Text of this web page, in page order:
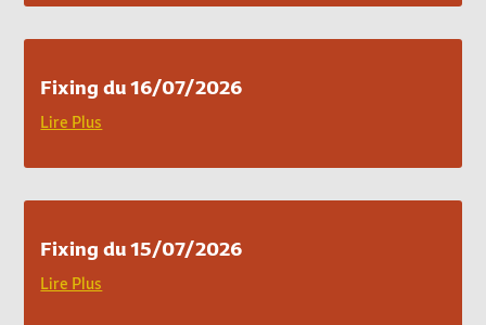
Fixing du 16/07/2026
Lire Plus
Fixing du 15/07/2026
Lire Plus